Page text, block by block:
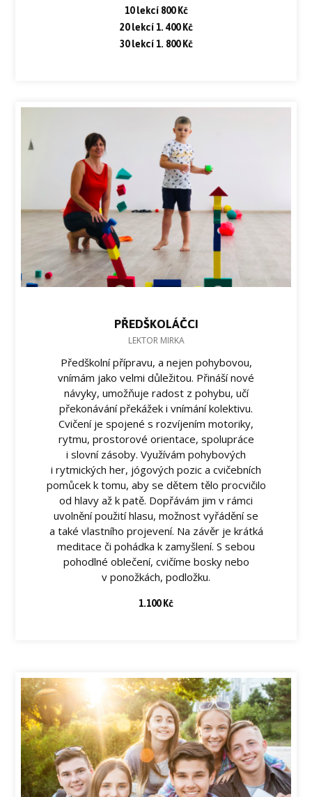
10 lekcí 800 Kč
20 lekcí 1. 400 Kč
30 lekcí 1. 800 Kč
PŘEDŠKOLÁČCI
LEKTOR MIRKA
Předškolní přípravu, a nejen pohybovou,
vnímám jako velmi důležitou. Přináší nové
návyky, umožňuje radost z pohybu, učí
překonávání překážek i vnímání kolektivu.
Cvičení je spojené s rozvíjením motoriky,
rytmu, prostorové orientace, spolupráce
i slovní zásoby. Využívám pohybových
i rytmických her, jógových pozic a cvičebních
pomůcek k tomu, aby se dětem tělo procvičilo
od hlavy až k patě. Dopřávám jim v rámci
uvolnění použití hlasu, možnost vyřádění se
a také vlastního projevení. Na závěr je krátká
meditace či pohádka k zamyšlení. S sebou
pohodlné oblečení, cvičíme bosky nebo
v ponožkách, podložku.
1.100 Kč